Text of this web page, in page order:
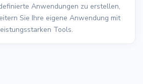
Anwendungen zu erstellen,
Sie Ihre eigene Anwendung mit
Tools.